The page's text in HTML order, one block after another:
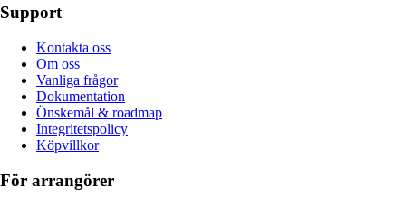
Support
Kontakta oss
Om oss
Vanliga frågor
Dokumentation
Önskemål & roadmap
Integritetspolicy
Köpvillkor
För arrangörer